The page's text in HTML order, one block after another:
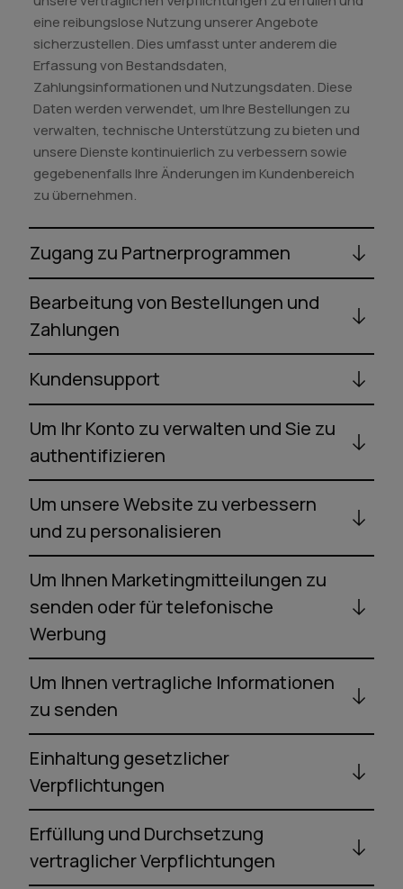
eine reibungslose Nutzung unserer Angebote
sicherzustellen. Dies umfasst unter anderem die
Erfassung von Bestandsdaten,
Zahlungsinformationen und Nutzungsdaten. Diese
Daten werden verwendet, um Ihre Bestellungen zu
verwalten, technische Unterstützung zu bieten und
unsere Dienste kontinuierlich zu verbessern sowie
gegebenenfalls Ihre Änderungen im Kundenbereich
zu übernehmen.
Zugang zu Partnerprogrammen
Bearbeitung von Bestellungen und
Zahlungen
Kundensupport
Um Ihr Konto zu verwalten und Sie zu
authentifizieren
Um unsere Website zu verbessern
und zu personalisieren
Um Ihnen Marketingmitteilungen zu
senden oder für telefonische
Werbung
Um Ihnen vertragliche Informationen
zu senden
Einhaltung gesetzlicher
Verpflichtungen
Erfüllung und Durchsetzung
vertraglicher Verpflichtungen